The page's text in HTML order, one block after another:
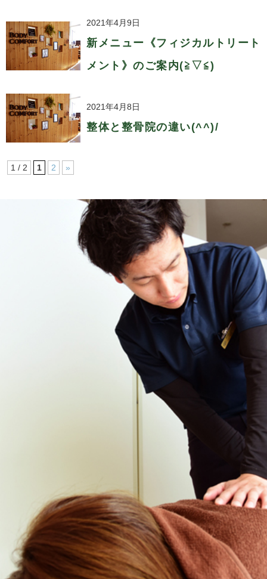
2021年4月9日
新メニュー《フィジカルトリート
メント》のご案内(≧▽≦)
2021年4月8日
整体と整骨院の違い(^^)/
1 / 2 1 2 »